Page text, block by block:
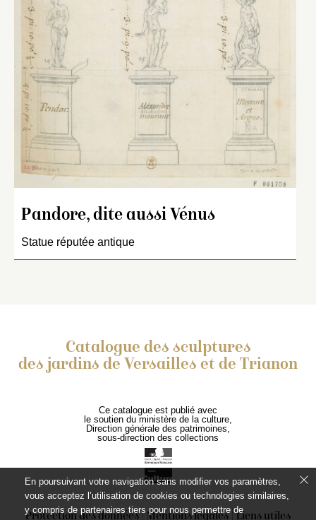
Pandore, dite aussi Vénus
Statue réputée antique
Catalogue des sculptures
des jardins de Versailles et de Trianon
Ce catalogue est publié avec
le soutien du ministère de la culture,
Direction générale des patrimoines,
sous-direction des collections
Protection des données Mentions légales Liens utiles
En poursuivant votre navigation sans modifier vos paramètres,
vous acceptez l’utilisation de cookies ou technologies similaires,
y compris de partenaires tiers pour nous permettre de